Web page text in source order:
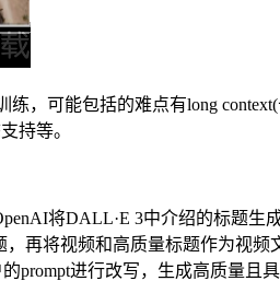
，可能包括的难点有long
持等。
将DALL·E 3中介绍的标题
再将视频和高质量标题作为视
prompt进行改写，生成高质量且